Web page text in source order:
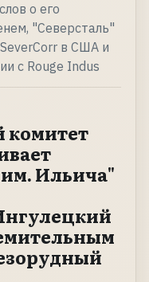
о его
"Северсталь"
в США и
с Rouge Indus
Ильича"